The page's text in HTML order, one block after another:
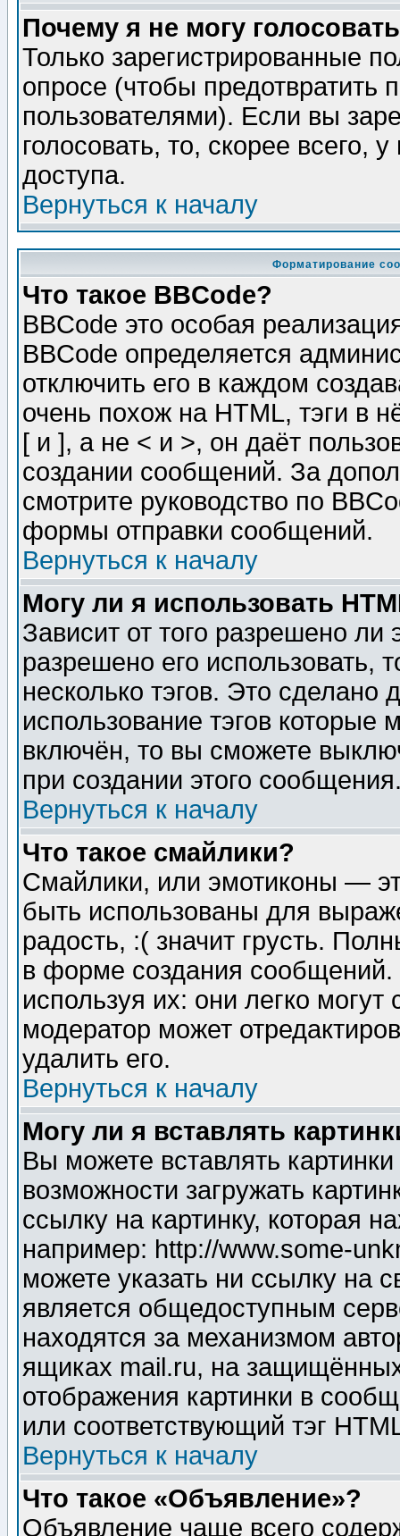
Почему я не могу
Только зарегистрированные
опросе (чтобы предотвратить
пользователями). Если вы
голосовать, то, скорее всего,
доступа.
Вернуться к началу
Форматирование
Что такое BBCode?
BBCode это особая
BBCode определяется
отключить его в каждом
очень похож на HTML, тэги в
[ и ], а не < и >, он даёт
создании сообщений. За
смотрите руководство по
формы отправки сообщений.
Вернуться к началу
Могу ли я использовать
Зависит от того разрешено
разрешено его использовать,
несколько тэгов. Это сделано
использование тэгов
включён, то вы сможете
при создании этого
Вернуться к началу
Что такое смайлики?
Смайлики, или эмотиконы —
быть использованы для
радость, :( значит грусть.
в форме создания сообщений.
используя их: они легко
модератор может
удалить его.
Вернуться к началу
Могу ли я вставлять
Вы можете вставлять
возможности загружать
ссылку на картинку, которая
например: http://www.some-
можете указать ни ссылку на
является общедоступным
находятся за механизмом
ящиках mail.ru, на
отображения картинки в
или соответствующий тэг
Вернуться к началу
Что такое «Объявление»?
Объявление чаще всего